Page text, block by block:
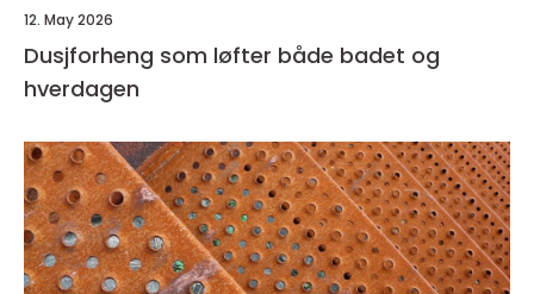
12. May 2026
Dusjforheng som løfter både badet og
hverdagen